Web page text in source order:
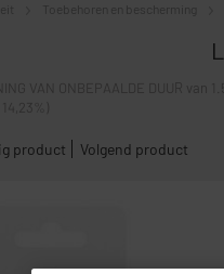
Toebehoren en bescherming
VAN ONBEPAALDE DUUR
product Volgend product